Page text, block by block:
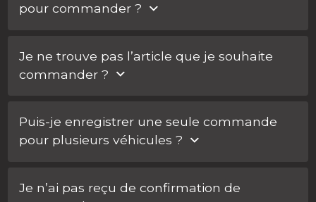
pour commander ?
Vous devez disposer du numéro de châssis du
véhicule et du code de la clé à remplacer
disposez pas du code de la clé, nous pouvons vous le
métallique.
Je ne trouve pas l’article que je souhaite
commander ?
Si vous ne trouvez pas l’article souhaité sur notre site
Internet, demandez une offre en ligne ou envoyez-
nous un e-mail.
Puis-je enregistrer une seule commande
pour plusieurs véhicules ?
Non, chaque commande est liée à un numéro de
châssis unique de véhicule
Je n’ai pas reçu de confirmation de